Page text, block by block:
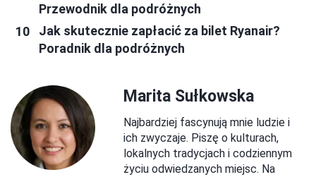
Przewodnik dla podróżnych
Jak skutecznie zapłacić za bilet Ryanair?
Poradnik dla podróżnych
Marita Sułkowska
Najbardziej fascynują mnie ludzie i
ich zwyczaje. Piszę o kulturach,
lokalnych tradycjach i codziennym
życiu odwiedzanych miejsc. Na